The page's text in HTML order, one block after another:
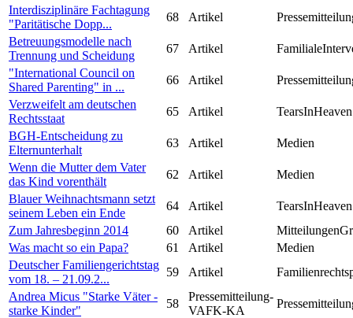
Interdisziplinäre Fachtagung
"Paritätische Dopp...
68 Artikel
Betreuungsmodelle nach
Trennung und Scheidung
67 Artikel
"International Council on
Shared Parenting" in ...
66 Artikel
Verzweifelt am deutschen
Rechtsstaat
65 Artikel
TearsInHeaven
BGH-Entscheidung zu
Elternunterhalt
63 Artikel
Medien
Wenn die Mutter dem Vater
das Kind vorenthält
62 Artikel
Medien
Blauer Weihnachtsmann setzt
seinem Leben ein Ende
64 Artikel
TearsInHeaven
Zum Jahresbeginn 2014
60 Artikel
Was macht so ein Papa?
61 Artikel
Medien
Deutscher Familiengerichtstag
vom 18. – 21.09.2...
59 Artikel
Andrea Micus "Starke Väter -
starke Kinder"
58
Pressemitteilung-
VAFK-KA